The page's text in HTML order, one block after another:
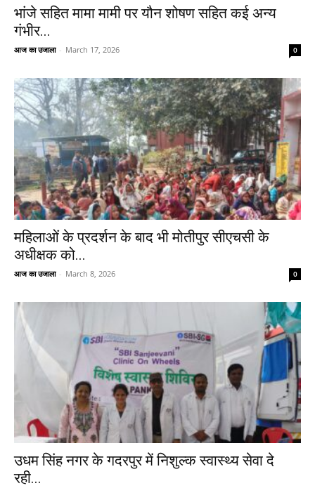
भांजे सहित मामा मामी पर यौन शोषण सहित कई अन्य
गंभीर...
आज का उजाला - March 17, 2026 0
महिलाओं के प्रदर्शन के बाद भी मोतीपुर सीएचसी के
अधीक्षक को...
आज का उजाला - March 8, 2026 0
उधम सिंह नगर के गदरपुर में निशुल्क स्वास्थ्य सेवा दे
रही...